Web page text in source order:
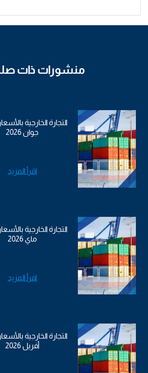
منشورات ذات
التجارة الخارجية
جوان 2026
اقرأ المزيد
التجارة الخارجية
ماي 2026
اقرأ المزيد
التجارة الخارجية
أفريل 2026